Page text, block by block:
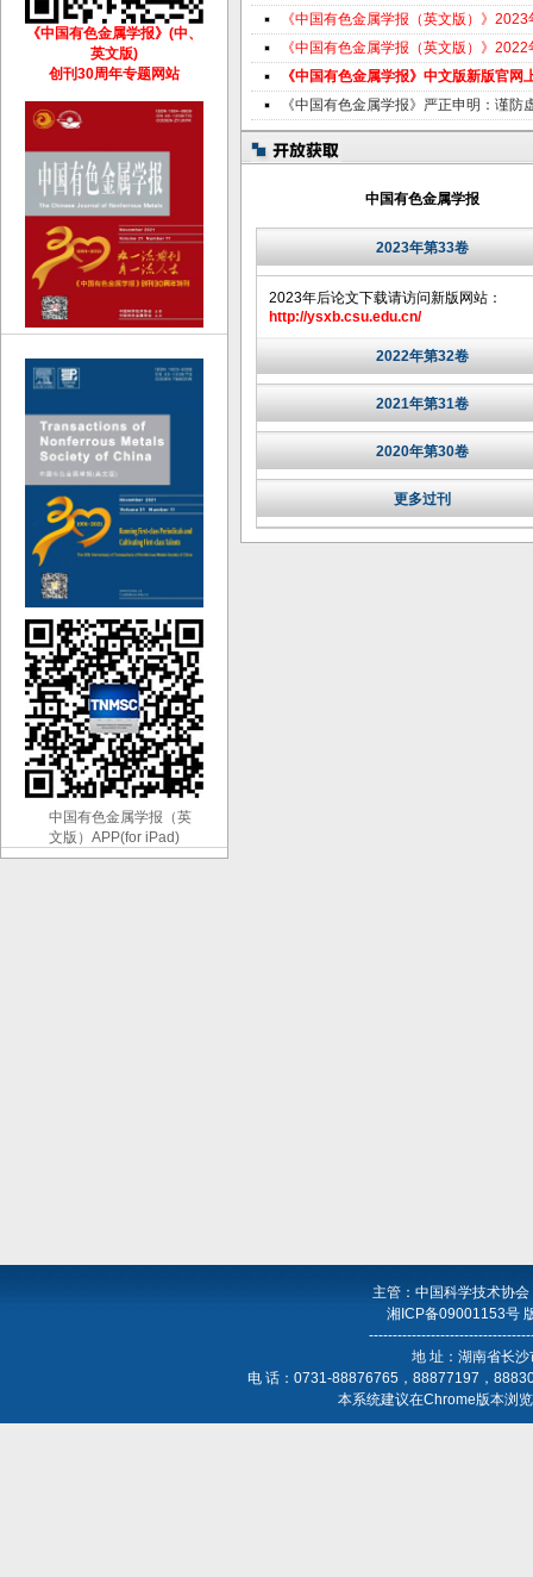
《中国有色金属学报（英文版）》
《中国有色金属学报（英文版）》
《中国有色金属学报》中文版新版官网
《中国有色金属学报》严正申明：谨防
中国有色金属学报
2023年第33卷
2023年后论文下载请访问新版网站：
http://ysxb.csu.edu.cn/
2022年第32卷
2021年第31卷
2020年第30卷
更多过刊
《中国有色金属学报》(中、
英文版)
创刊30周年专题网站
中国有色金属学报（英
文版）APP(for iPad)
主管：中国科学技术协
湘ICP备09001153号
地 址：湖南省长
电 话：0731-88876765，88877197，
本系统建议在Chrome版本浏